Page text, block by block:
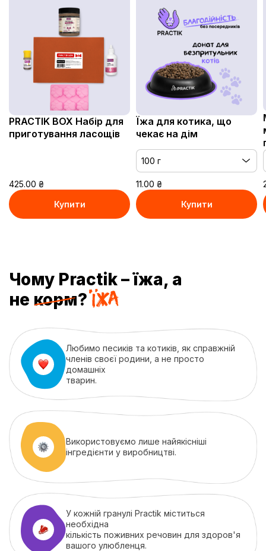
PRACTIK BOX Набір для
приготування ласощів
425.00 ₴
Купити
Їжа для котика, що
чекає на дім
100 г
10*100 г
100 г
11.00 ₴
Купити
Чому Practik – їжа, а
не корм?
Любимо песиків та котиків, як справжній
членів своєї родини, а не просто
домашніх
тварин.
Використовуємо лише найякісніші
інгредієнти у виробництві.
У кожній гранулі Practik міститься
необхідна
кількість поживних речовин для здоров'я
вашого улюбленця.